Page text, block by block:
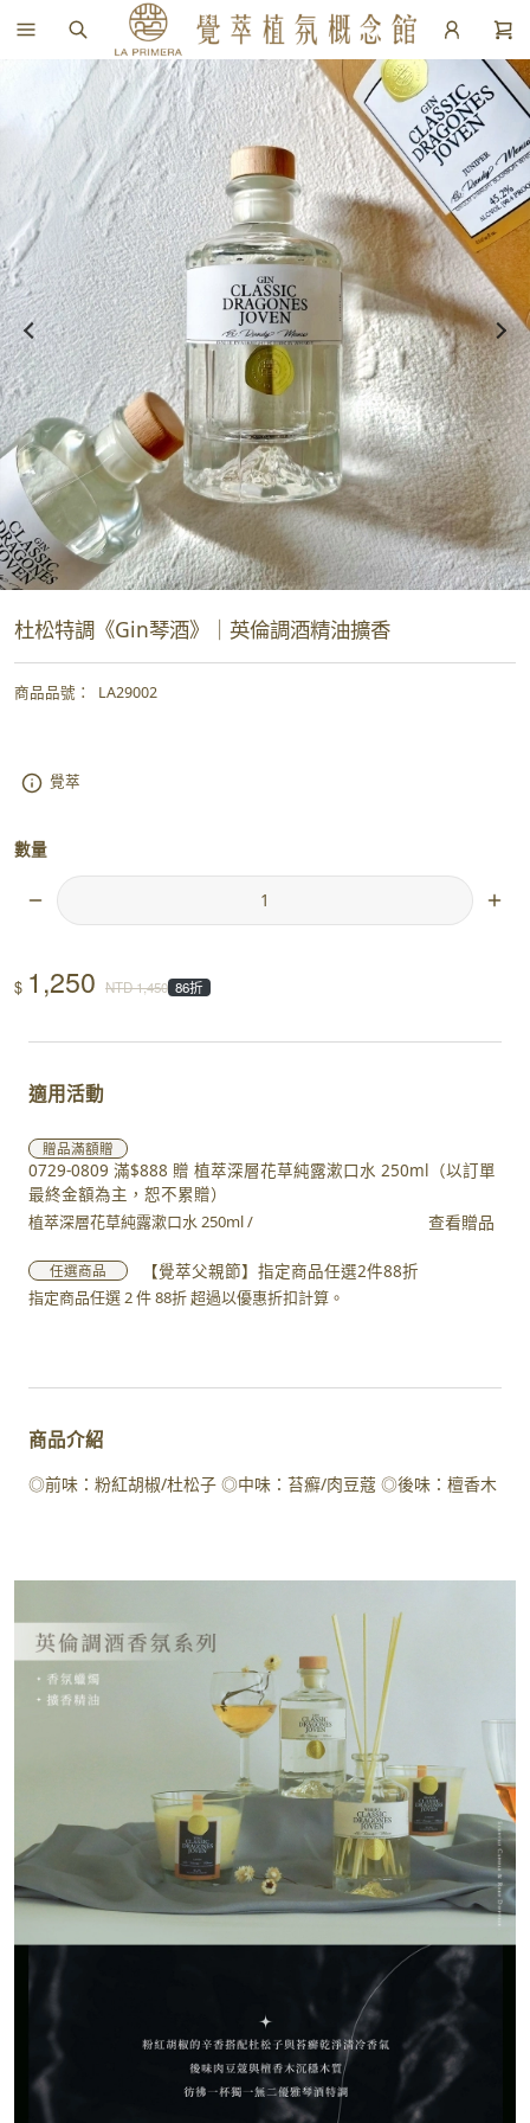
杜松特調《Gin琴酒》｜英倫調酒精油擴香
商品品號 ： LA29002
覺萃
數量
$ 1,250 NTD1,450 86折
適用活動
贈品滿額贈
0729-0809 滿$888 贈 植萃深層花草純露漱口水 250ml（以訂單
最終金額為主，恕不累贈）
植萃深層花草純露漱口水 250ml /
查看贈品
任選商品
【覺萃父親節】指定商品任選2件88折
指定商品任選 2 件 88折 超過以優惠折扣計算。
商品介紹
◎前味：粉紅胡椒/杜松子 ◎中味：苔癬/肉豆蔻 ◎後味：檀香木